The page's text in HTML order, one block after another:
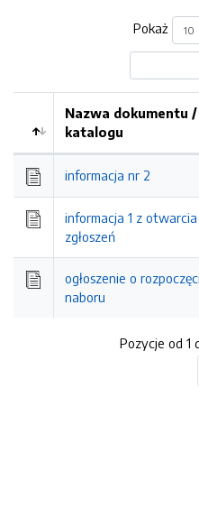
Pokaż
Nazwa dokumentu /
katalogu
informacja nr 2
informacja 1 z otwarcia
zgłoszeń
ogłoszenie o
naboru
Pozycje od 1